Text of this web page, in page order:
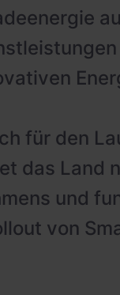
für den
das Land
und
von